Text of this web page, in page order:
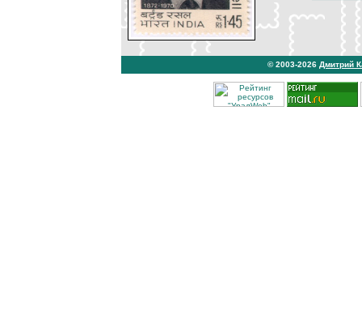
© 2003-2026 Дмитрий